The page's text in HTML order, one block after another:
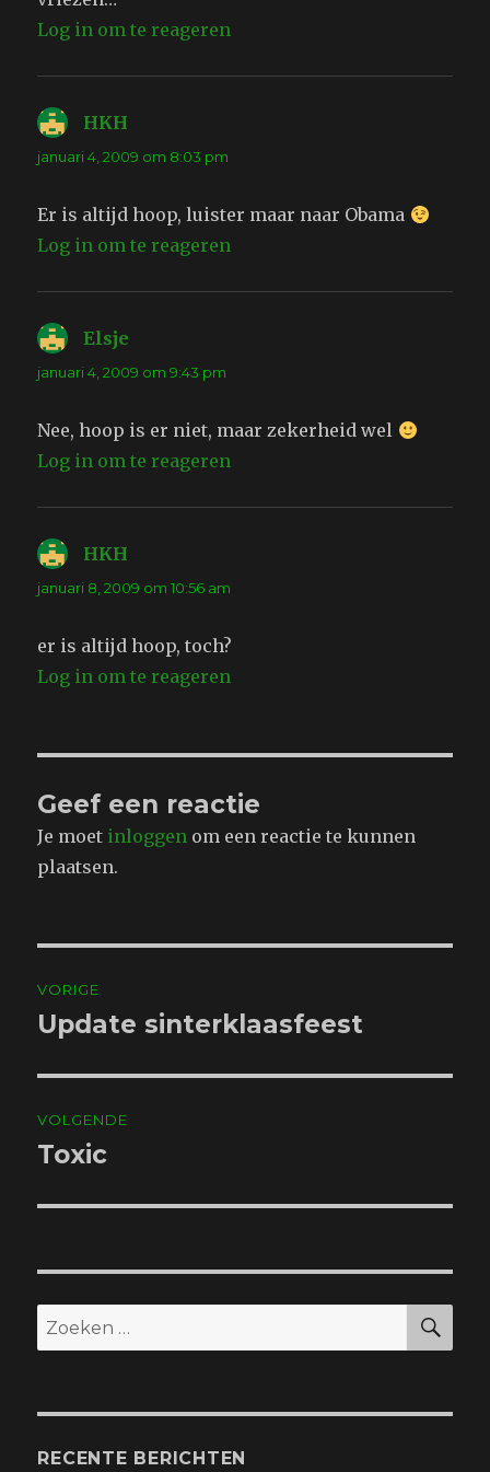
Log in om te reageren
HKH
januari 4, 2009 om 8:03 pm
Er is altijd hoop, luister maar naar Obama
Log in om te reageren
Elsje
januari 4, 2009 om 9:43 pm
Nee, hoop is er niet, maar zekerheid wel
Log in om te reageren
HKH
januari 8, 2009 om 10:56 am
er is altijd hoop, toch?
Log in om te reageren
Geef een reactie
Je moet inloggen om een reactie te kunnen
plaatsen.
navigatie
VORIGE
Vorig
Update sinterklaasfeest
VOLGENDE
Volgend
Toxic
Zoeken
naar:
RECENTE BERICHTEN